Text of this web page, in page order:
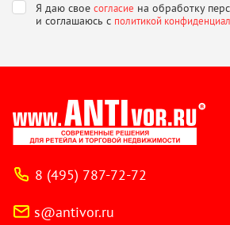
Я даю свое согласие на обработку
и соглашаюсь с политикой
8 (495) 787-72-72
s@antivor.ru